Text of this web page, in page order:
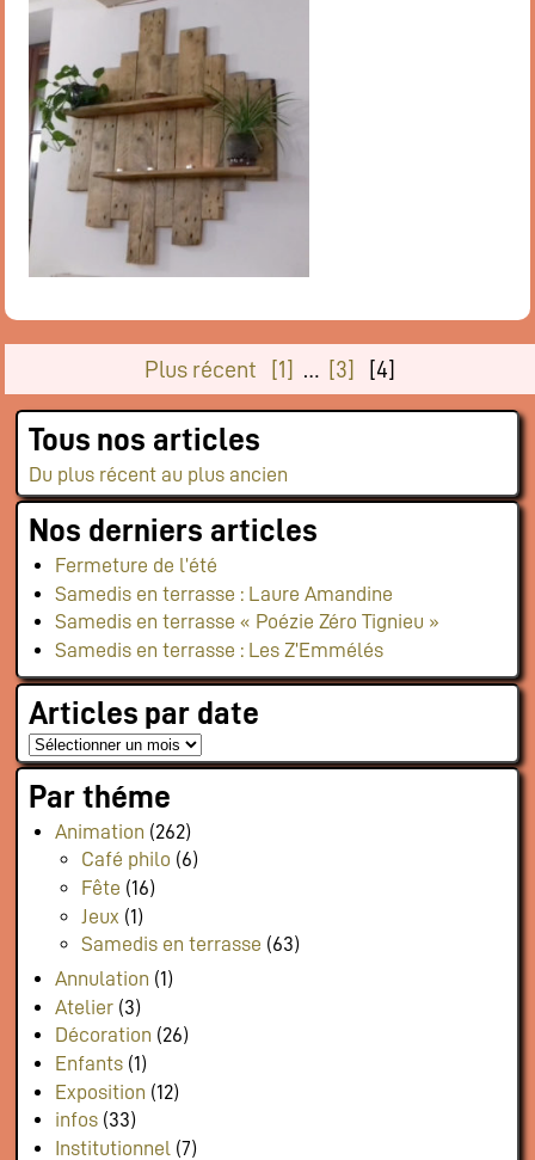
Plus récent [1] [3] [4]
Tous nos articles
Du plus récent au plus ancien
Nos derniers articles
Fermeture de l’été
Samedis en terrasse : Laure Amandine
Samedis en terrasse « Poézie Zéro Tignieu »
Samedis en terrasse : Les Z’Emmélés
Articles par date
Par théme
Animation (262)
Café philo (6)
Fête (16)
Jeux (1)
Samedis en terrasse (63)
Annulation (1)
Atelier(3)
Décoration (26)
Enfants(1)
Exposition (12)
infos(33)
Institutionnel (7)